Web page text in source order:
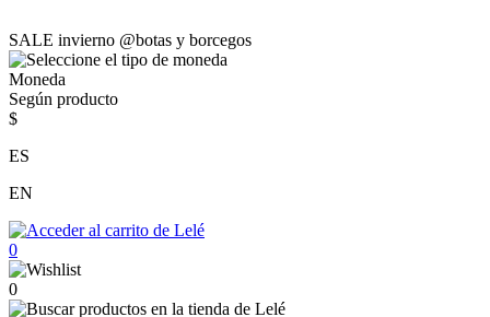
SALE invierno @botas y borcegos
Moneda
Según producto
$
ES
EN
0
0